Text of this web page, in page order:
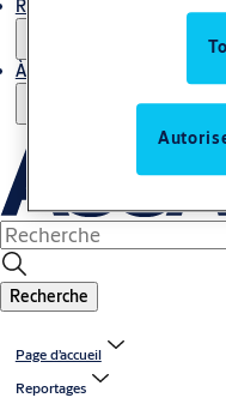
Reportages
À propos de nous
Recherche
Page d’accueil
Reportages